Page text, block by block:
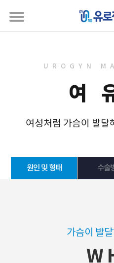
UROGYN
여
여성처럼 가슴이 발달
원인 및 형태 수술
가슴이 발
W